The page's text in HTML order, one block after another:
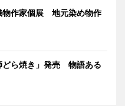
物作家個展 地元染め物作
どら焼き」発売 物語ある